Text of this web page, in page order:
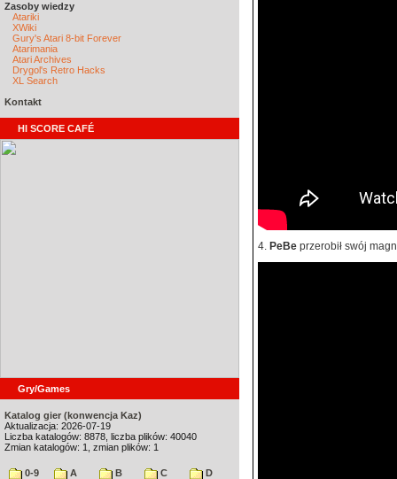
Zasoby wiedzy
Atariki
XWiki
Gury's Atari 8-bit Forever
Atarimania
Atari Archives
Drygol's Retro Hacks
XL Search
Kontakt
HI SCORE CAFÉ
Gry/Games
Katalog gier (konwencja Kaz)
Aktualizacja: 2026-07-19
Liczba katalogów: 8878, liczba plików: 40040
Zmian katalogów: 1, zmian plików: 1
0-9 A B C
D
4. PeBe przerobił swój